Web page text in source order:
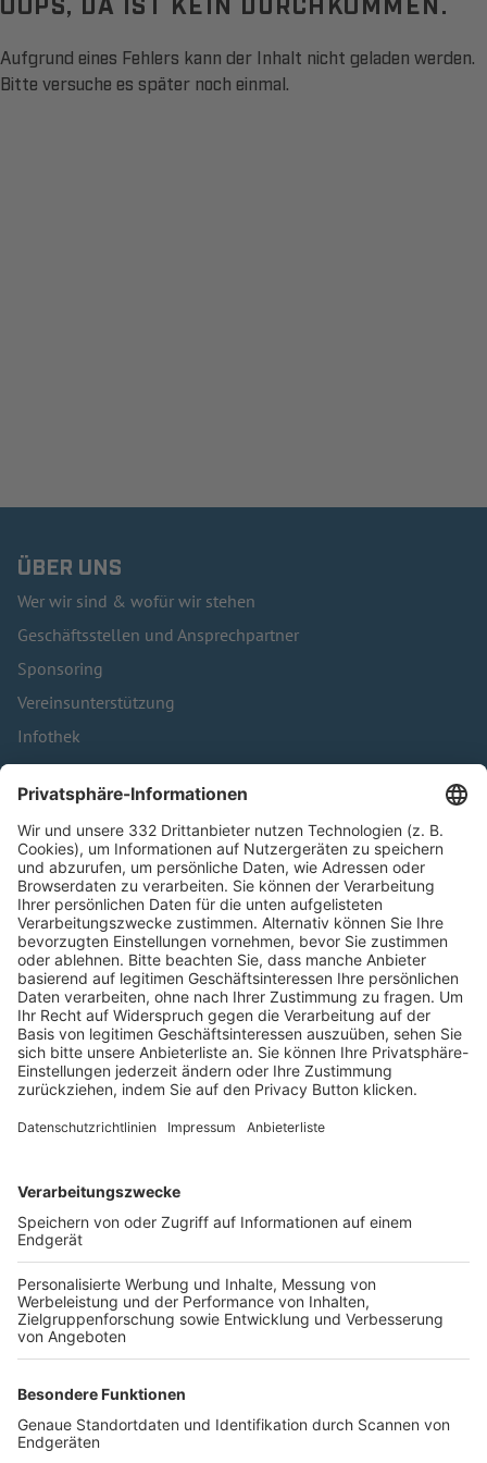
Aufgrund eines Fehlers kann der Inhalt nicht geladen werden.
Bitte versuche es später noch einmal.
ÜBER UNS
Wer wir sind & wofür wir stehen
Geschäftsstellen und Ansprechpartner
Sponsoring
Vereinsunterstützung
Infothek
Kontakt
HÄUFIG BESUCHTE SEITEN
Pässe und Vereinswechsel
Trainerausbildung
Schulungsangebot Vereinsmitarbeiter
BFV-Geschäftsstellen
Trainerbörse
Login SpielPlus
FOLGE DEM BFV
TOP-VEREINE
TOP-PARTNER